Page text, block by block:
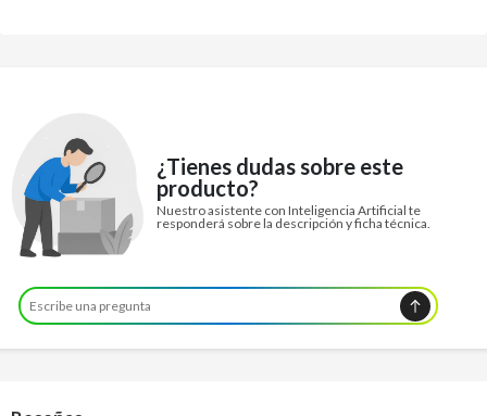
¿Tienes dudas sobre este
producto?
Nuestro asistente con Inteligencia Artificial te
responderá sobre la descripción y ficha técnica.